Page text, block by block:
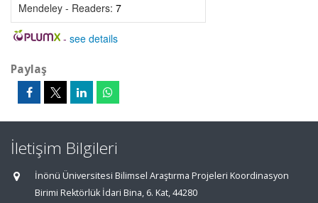
Mendeley - Readers: 7
- see details
Paylaş
İletişim Bilgileri
İnönü Üniversitesi Bilimsel Araştırma Projeleri Koordinasyon
Birimi Rektörlük İdari Bina, 6. Kat, 44280